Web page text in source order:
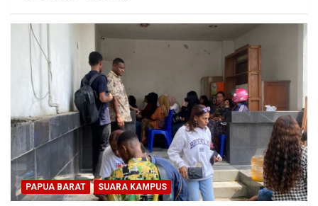
PAPUA BARAT SUARA KAMPUS